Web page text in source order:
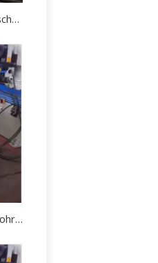
Was sind die Anwendungen der hydraulischen Rohrbiegemaschine?
Die gängigen Typen von hydraulischen Rohrbiegemaschinen auf dem Markt